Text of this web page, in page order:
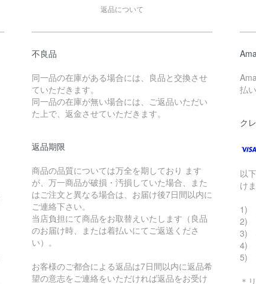
返品について
不良品
同一品の在庫がある場合には、良品と交換させ
ていただきます。
同一品の在庫が無い場合には、ご返品いただい
た上で、返金させていただきます。
返品期限
商品の品質については万全を期しており ます
が、万一商品が破損・汚損していた場合、また
はご注文と異なる場合は、お届け後7日間以内に
ご連絡下さい。
当店負担にて商品をお取替えいたします（良品
のお届け時、または着払いにてご返送くださ
い）。
お客様のご都合による返品は7日間以内に返品希
望の意志をご連絡をいただければ返品をお受け
払
ク
以
け
1)
2)
3)
4)
5)
＊